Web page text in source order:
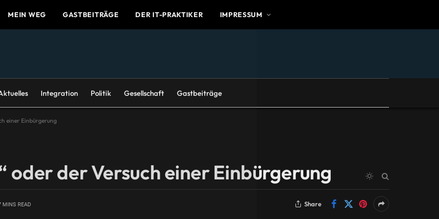
MEIN WEG GASTBEITRÄGE DER IT-PRAKTIKER IMPRESSUM
Integration Politik Gesellschaft Gastbeiträge
einer Einbürgerung
oder der Versuch einer Einbürgerung
MINS READ Share